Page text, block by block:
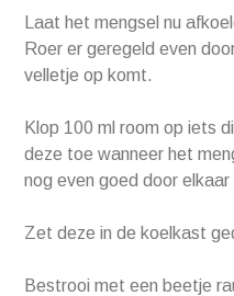
Laat het mengsel nu
Roer er geregeld even
velletje op komt.
Klop 100 ml room op iets
deze toe wanneer het
nog even goed door
Zet deze in de koelkast
Bestrooi met een beetje